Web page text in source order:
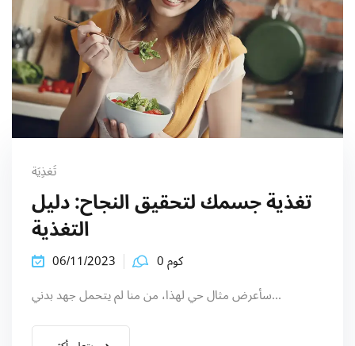
تَغذِيَة
تغذية جسمك لتحقيق النجاح: دليل
التغذية
06/11/2023
كوم 0
سأعرض مثال حي لهذا، من منا لم يتحمل جهد بدني...